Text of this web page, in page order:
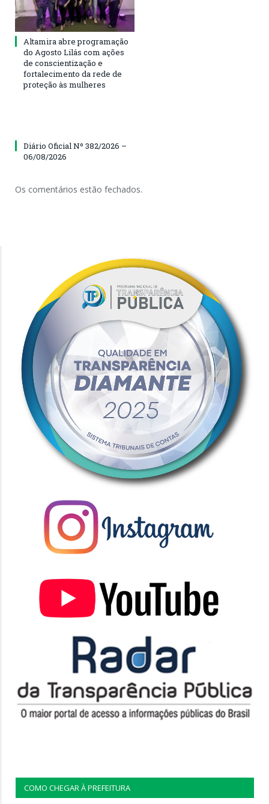
Altamira abre programação
do Agosto Lilás com ações
de conscientização e
fortalecimento da rede de
proteção às mulheres
Diário Oficial Nº 382/2026 –
06/08/2026
Os comentários estão fechados.
COMO CHEGAR À PREFEITURA